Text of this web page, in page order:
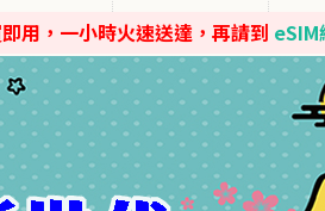
用，一小時火速送達，再請到 eSIM